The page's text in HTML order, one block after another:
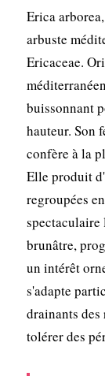
Erica
arbuste
Ericaceae.
buissonnant
hauteur. Son
confère à la
Elle produit
regroupées
brunâtre,
un intérêt
s'adapte
drainants
tolérer des